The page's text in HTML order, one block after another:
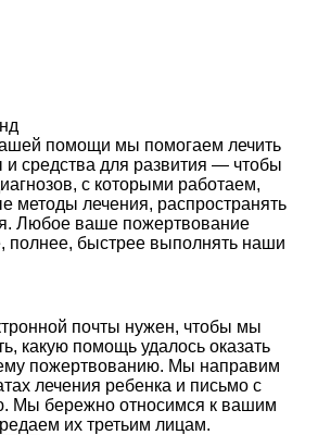
помощи мы помогаем лечить
средства для развития — чтобы
с которыми работаем,
методы лечения, распространять
Любое ваше пожертвование
полнее, быстрее выполнять наши
почты нужен, чтобы мы
какую помощь удалось оказать
пожертвованию. Мы направим
лечения ребенка и письмо с
Мы бережно относимся к вашим
их третьим лицам.